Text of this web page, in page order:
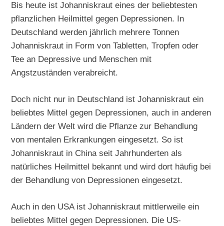
Bis heute ist Johanniskraut eines der beliebtesten
pflanzlichen Heilmittel gegen Depressionen. In
Deutschland werden jährlich mehrere Tonnen
Johanniskraut in Form von Tabletten, Tropfen oder
Tee an Depressive und Menschen mit
Angstzuständen verabreicht.
Doch nicht nur in Deutschland ist Johanniskraut ein
beliebtes Mittel gegen Depressionen, auch in anderen
Ländern der Welt wird die Pflanze zur Behandlung
von mentalen Erkrankungen eingesetzt. So ist
Johanniskraut in China seit Jahrhunderten als
natürliches Heilmittel bekannt und wird dort häufig bei
der Behandlung von Depressionen eingesetzt.
Auch in den USA ist Johanniskraut mittlerweile ein
beliebtes Mittel gegen Depressionen. Die US-